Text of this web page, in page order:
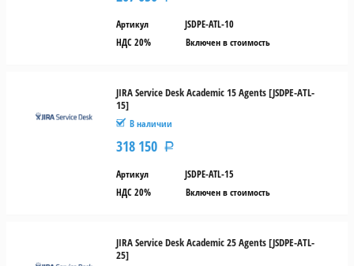
Артикул
JSDPE-ATL-10
НДС 20%
Включен в стоимость
JIRA Service Desk Academic 15 Agents [JSDPE-ATL-
15]
В наличии
318 150 Р
Артикул
JSDPE-ATL-15
НДС 20%
Включен в стоимость
JIRA Service Desk Academic 25 Agents [JSDPE-ATL-
25]